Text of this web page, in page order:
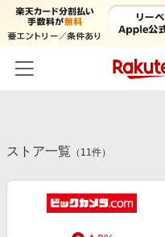
カテゴリー一覧
百貨店・総合ECモール
ファッション・インナー・小物
ストア一覧 （ 11件）